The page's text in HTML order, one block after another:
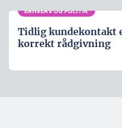
ERHVERV OG POLITIK
Tidlig kundekontakt
korrekt rådgivning